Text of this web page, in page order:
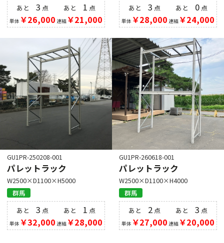
あと3 点
単体 ￥26,000
あと 1 点
連結￥21,000
あと3 点
単体 ￥28,000
あと 0点
連結￥24,000
GU1PR-250208-001
パレットラック
W2500×D1100×H5000
群馬
あと3 点
単体 ￥32,000
あと 1 点
連結￥28,000
GU1PR-260618-001
パレットラック
W2500×D1100×H4000
群馬
あと 2 点
単体 ￥27,000
あと 3 点
連結￥20,000